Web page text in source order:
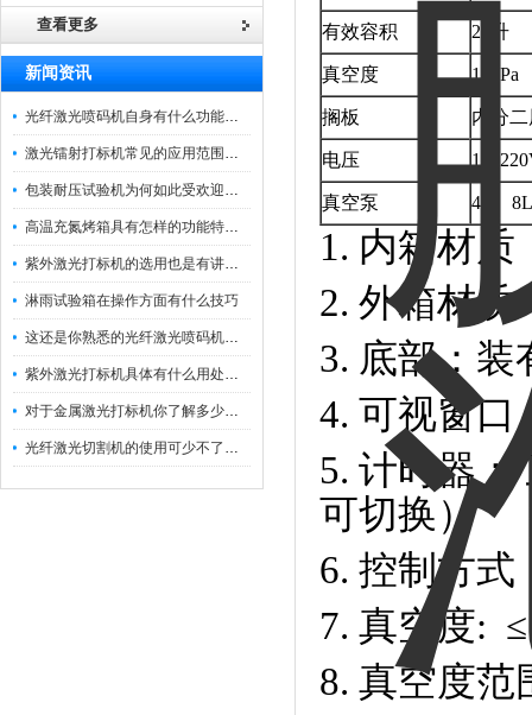
查看更多
新闻资讯
光纤激光喷码机自身有什么功能？不妨看看下文
激光镭射打标机常见的应用范围如下
包装耐压试验机为何如此受欢迎呢？
高温充氮烤箱具有怎样的功能特点呢？
紫外激光打标机的选用也是有讲究的
淋雨试验箱在操作方面有什么技巧
这还是你熟悉的光纤激光喷码机吗？
紫外激光打标机具体有什么用处呢？
对于金属激光打标机你了解多少呢？
光纤激光切割机的使用可少不了以下步骤
有效容积 27升
真空度 133Pa
搁板 内分
电压 1Φ
真空泵 4L、
1. 内箱材质
2. 外箱材质
3. 底部：装
4. 可视窗口
5. 计时器：
可切换）
6. 控制方式
7. 真空度:
8. 真空度范